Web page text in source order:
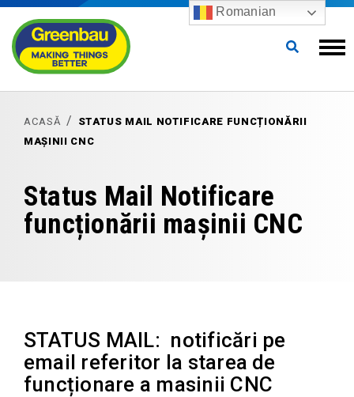
ACASĂ
STATUS MAIL NOTIFICARE FUNCȚIONĂRII
MAȘINII CNC
Status Mail Notificare
funcționării mașinii CNC
STATUS MAIL: notificări pe
email referitor la starea de
funcționare a masinii CNC
Romanian